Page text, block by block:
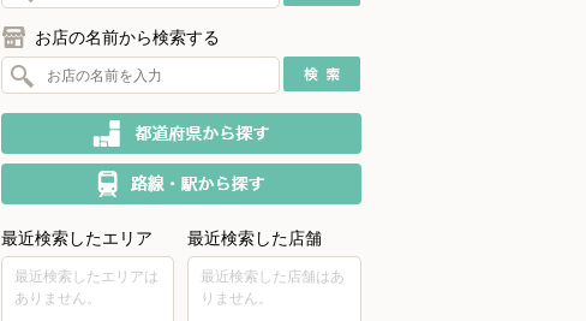
お店の名前から検索する
最近検索したエリア
最近検索したエリアは
ありません。
最近検索した店舗
最近検索した店舗はあ
りません。